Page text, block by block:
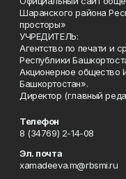
Шаранского района
просторы»
УЧРЕДИТЕЛЬ:
Агентство по печати и
Республики
Акционерное общество
Башкортостан».
Директор (главный
Телефон
8 (34769) 2-14-08
Эл. почта
xamadeeva.m@rbsmi.ru